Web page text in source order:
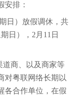
安排：
日）放假调休，共
日），2月11日
道商、以及商家等
对粤联网络长期以
各合作单位，在假